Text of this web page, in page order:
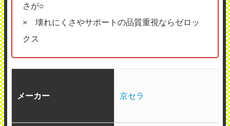
さが○
× 壊れにくさやサポートの品質重視ならゼロッ
クス
メーカー 京セラ